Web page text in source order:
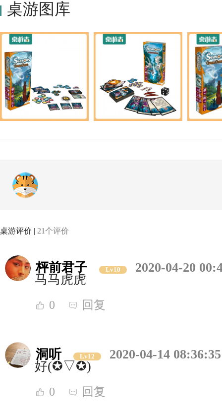
桌游图库
桌游评价 | 21个评价
枰前君子 Lv10
2020-04-20
马马虎虎
0 回复
洞听 Lv12
2020-04-14 08:36:35
好(✪▽✪)
0 回复